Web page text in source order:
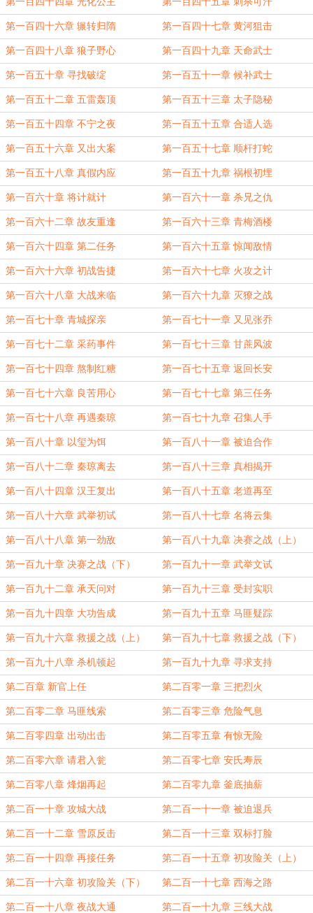
第一百四十六章 辗转归隋 第一百四十七章 黄河狙击
第一百四十八章 狼子野心 第一百四十九章 天命武士
第一百五十章 寻找破绽 第一百五十一章 候补武士
第一百五十二章 五雷轰顶 第一百五十三章 太子隐秘
第一百五十四章 不宁之夜 第一百五十五章 合适人选
第一百五十六章 又出大案 第一百五十七章 顺杆打蛇
第一百五十八章 真假内应 第一百五十九章 祸根初埋
第一百六十章 将计就计 第一百六十一章 杀兄之仇
第一百六十二章 故友重逢 第一百六十三章 青梅酒楼
第一百六十四章 第二任务 第一百六十五章 惊闻敌情
第一百六十六章 初战告捷 第一百六十七章 火攻之计
第一百六十八章 大战来临 第一百六十九章 灭獠之战
第一百七十章 青城探亲 第一百七十一章 又见张乔
第一百七十二章 采药事件 第一百七十三章 甘蔗风波
第一百七十四章 熬制红糖 第一百七十五章 返回长安
第一百七十六章 良苦用心 第一百七十七章 第三任务
第一百七十八章 再遇秦琼 第一百七十九章 召集人手
第一百八十章 以玺为饵 第一百八十一章 被迫合作
第一百八十二章 秦琼离去 第一百八十三章 真相揭开
第一百八十四章 汉王复出 第一百八十五章 老道再至
第一百八十六章 武举初试 第一百八十七章 名将云集
第一百八十八章 第一劲敌 第一百八十九章 决赛之战（上）
第一百九十章 决赛之战（下） 第一百九十一章 武举文试
第一百九十二章 承天问对 第一百九十三章 受封实职
第一百九十四章 大功告成 第一百九十五章 马匪疑踪
第一百九十六章 救援之战（上） 第一百九十七章 救援之战（下）
第一百九十八章 杀机顿起 第一百九十九章 寻求支持
第二百章 新官上任 第二百零一章 三把烈火
第二百零二章 马匪线索 第二百零三章 危险气息
第二百零四章 出动出击 第二百零五章 有惊无险
第二百零六章 请君入瓮 第二百零七章 安氏寿辰
第二百零八章 烽烟再起 第二百零九章 釜底抽薪
第二百一十章 攻城大战 第二百一十一章 被迫退兵
第二百一十二章 雪原反击 第二百一十三章 双标打脸
第二百一十四章 再接任务 第二百一十五章 初攻险关（上）
第二百一十六章 初攻险关（下） 第二百一十七章 西海之路
第二百一十八章 夜战大通 第二百一十九章 三线大战